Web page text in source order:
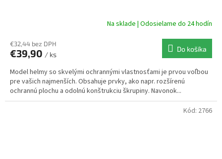
Na sklade | Odosielame do 24 hodín
€32,44 bez DPH
€39,90 / ks
Do košíka
Model helmy so skvelými ochrannými vlastnosťami je prvou voľbou
pre vašich najmenších. Obsahuje prvky, ako napr. rozšírenú
ochrannú plochu a odolnú konštrukciu škrupiny. Navonok...
Kód: 2766